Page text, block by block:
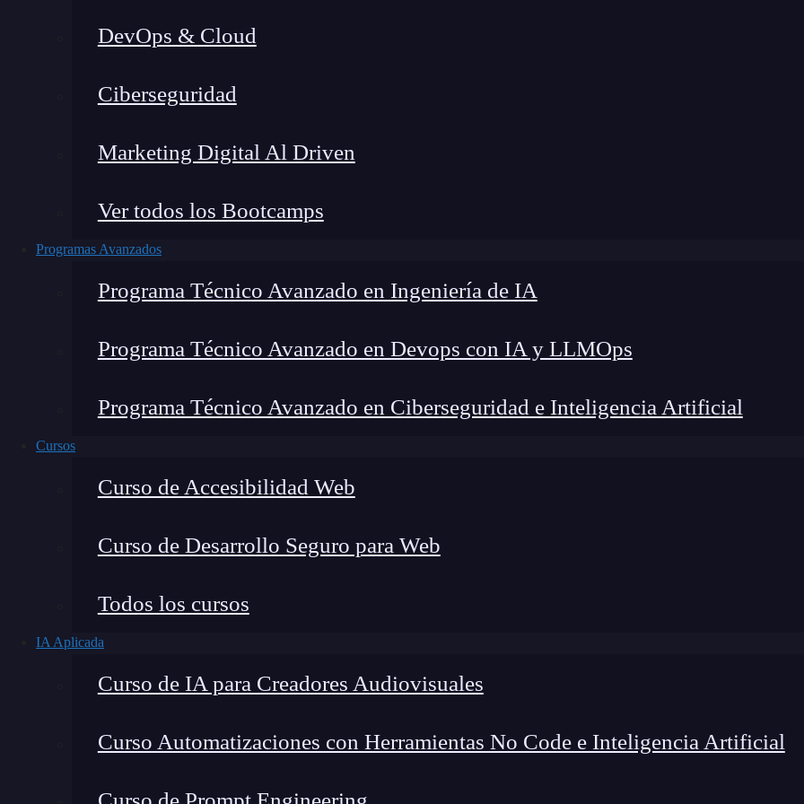
DevOps & Cloud
Ciberseguridad
Marketing Digital Al Driven
Ver todos los Bootcamps
Programas Avanzados
Programa Técnico Avanzado en Ingeniería de IA
Programa Técnico Avanzado en Devops con IA y LLMOps
Programa Técnico Avanzado en Ciberseguridad e Inteligencia Artificial
Cursos
Curso de Accesibilidad Web
Curso de Desarrollo Seguro para Web
Todos los cursos
IA Aplicada
Curso de IA para Creadores Audiovisuales
Curso Automatizaciones con Herramientas No Code e Inteligencia Artificial
Lucia Gómez Salgado
Contribuyo a acercar la realidad del sector tecnológico a nuevos profesionales, combinando conocimiento práctico,